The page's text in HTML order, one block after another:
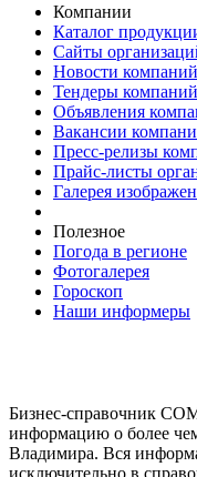
Компании
Каталог
Сайты
Новости компаний
Тендеры компаний
Объявления
Вакансии
Пресс-релизы
Прайс-листы
Галерея
Полезное
Погода в регионе
Фотогалерея
Гороскоп
Наши информеры
Бизнес-справочник
информацию о более
Владимира. Вся
исключительно в